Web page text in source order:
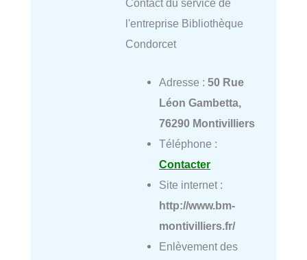
Contact du service de
l'entreprise Bibliothèque
Condorcet
Adresse : 50 Rue
Léon Gambetta,
76290 Montivilliers
Téléphone :
Contacter
Site internet :
http://www.bm-
montivilliers.fr/
Enlèvement des